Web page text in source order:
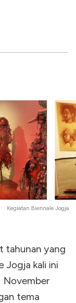
Kegiatan Biennale Jogja
tahunan yang
Jogja kali ini
November
tema